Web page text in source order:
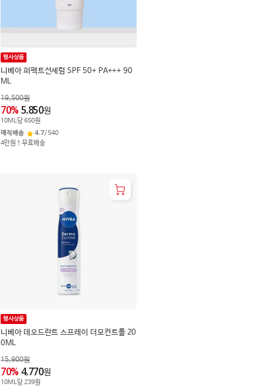
니베아 퍼펙트선세럼 SPF 50+ PA+++ 90
ML
행사상품
19,500원
70% 5,850원
10ML당650원
매직배송
4.7/540
4만원↑무료배송
니베아 데오드란트 스프레이 더모컨트롤 20
0ML
행사상품
15,900원
70% 4,770원
10ML당239원